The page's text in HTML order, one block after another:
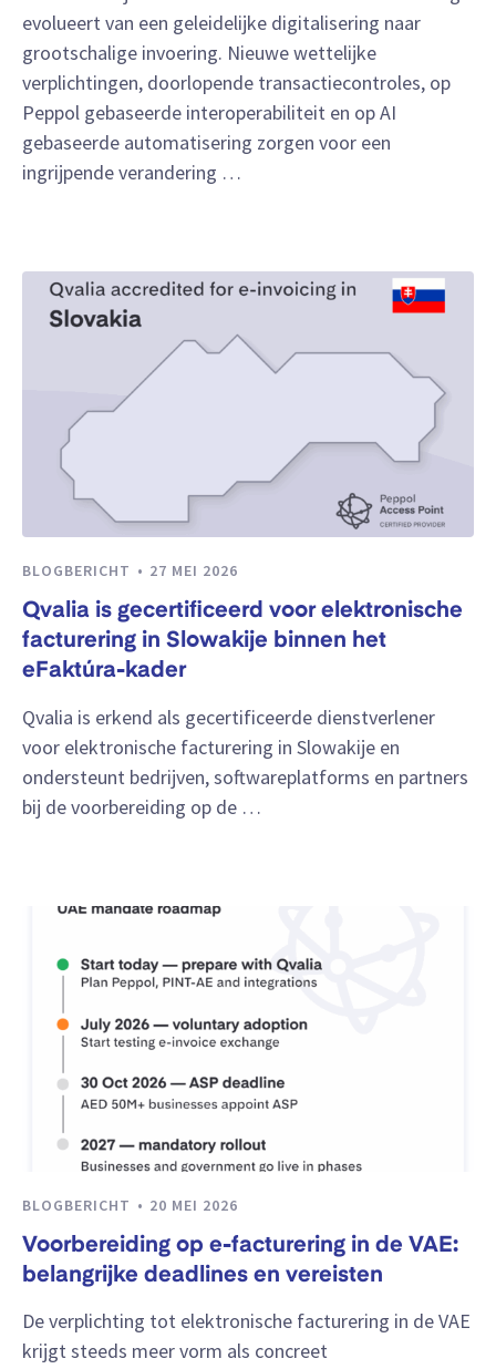
evolueert van een geleidelijke digitalisering naar
grootschalige invoering. Nieuwe wettelijke
verplichtingen, doorlopende transactiecontroles, op
Peppol gebaseerde interoperabiliteit en op AI
gebaseerde automatisering zorgen voor een
ingrijpende verandering …
BLOGBERICHT 27 MEI 2026
Qvalia is gecertificeerd voor elektronische
facturering in Slowakije binnen het
eFaktúra-kader
Qvalia is erkend als gecertificeerde dienstverlener
voor elektronische facturering in Slowakije en
ondersteunt bedrijven, softwareplatforms en partners
bij de voorbereiding op de …
BLOGBERICHT 20 MEI 2026
Voorbereiding op e-facturering in de VAE:
belangrijke deadlines en vereisten
De verplichting tot elektronische facturering in de VAE
krijgt steeds meer vorm als concreet